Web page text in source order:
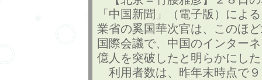
「中国新聞」（電子版）によ
業省の奚国華次官は、このほ
国際会議で、中国のインター
億人を突破したと明らかにし
利用者数は、昨年末時点で